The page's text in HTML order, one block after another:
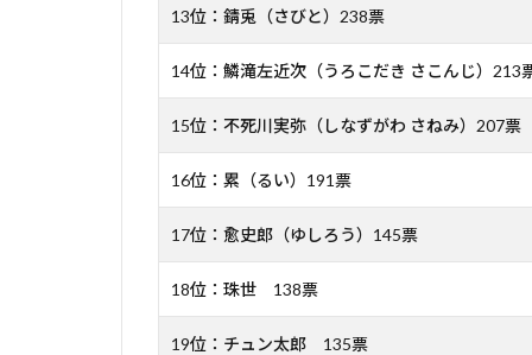
13位：錆兎（さびと）238票
14位：鱗滝左近次（うろこだき さこんじ）213
15位：不死川実弥（しなずがわ さねみ）207票
16位：累（るい）191票
17位：愈史郎（ゆしろう）145票
18位：珠世 138票
19位：チュン太郎 135票